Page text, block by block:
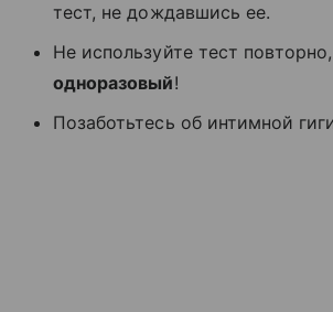
тест, не дождавшись ее.
Не используйте тест
одноразовый!
Позаботьтесь об интимной